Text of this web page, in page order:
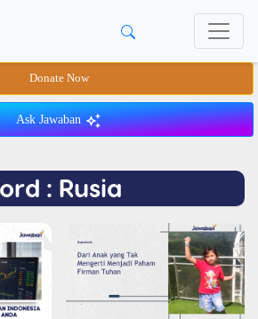
Donate Now
Ask Jawaban
: Rusia